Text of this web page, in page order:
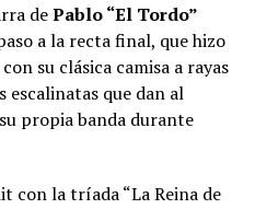
dePablo “El Tordo”
a la recta final, que hizo
su clásica camisa a rayas
escalinatas que dan al
propia banda durante
con la tríada “La Reina de